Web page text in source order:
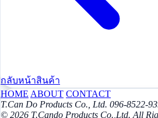
กลับหน้าสินค้า
HOME ABOUT CONTACT
T.Can Do Products Co., Ltd. 096-8522-
© 2026 T.Cando Products Co.,Ltd. All